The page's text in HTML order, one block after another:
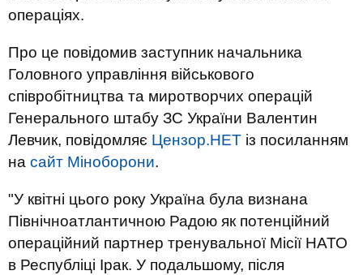
операціях.
Про це повідомив заступник начальника
Головного управління військового
співробітництва та миротворчих операцій
Генерального штабу ЗС України Валентин
Левчик, повідомляє Цензор.НЕТ із посиланням
на сайт Міноборони.
"У квітні цього року Україна була визнана
Північноатлантичною Радою як потенційний
операційний партнер тренувальної Місії НАТО
в Республіці Ірак. У подальшому, після